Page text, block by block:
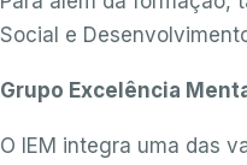
Social e
Grupo Excelência
O IEM integra uma das